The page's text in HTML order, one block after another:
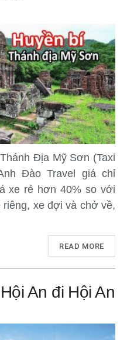
Địa Mỹ Sơn (Taxi
Đào Travel giá chỉ
xe rẻ hơn 40% so với
riêng, xe đợi và chở về,
READ MORE
An đi Hội An